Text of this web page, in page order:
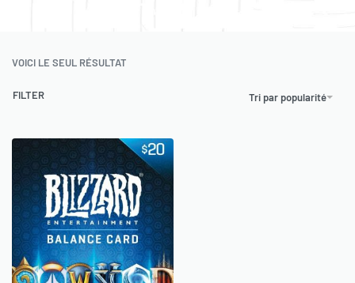
VOICI LE SEUL RÉSULTAT
Tri par popularité
FILTER